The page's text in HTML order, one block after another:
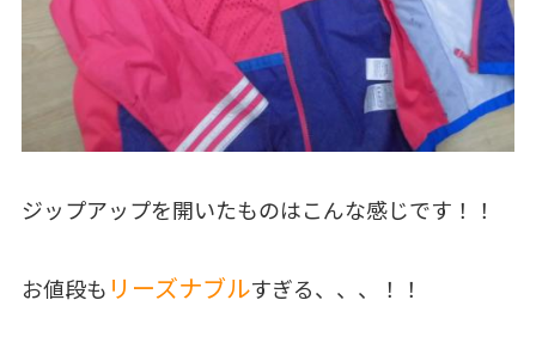
ジップアップを開いたものはこんな感じです！！
お値段も リーズナブルすぎる、、、！！